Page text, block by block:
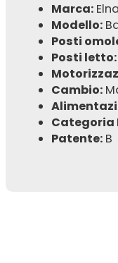
Marca:
Modello:
Posti
Posti letto:
Cambio:
Categoria
Patente: B